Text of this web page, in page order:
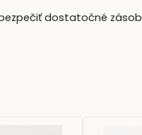
dostatočné